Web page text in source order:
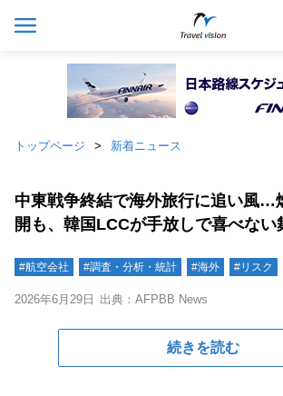
トップページ 新着ニュース
中東戦争終結で海外旅行に追い風…
開も、韓国LCCが手放しで喜べない
#航空会社 #調査・分析・統計 #海外 #リスク
2026年6月29日 出典：AFPBB News
続きを読む